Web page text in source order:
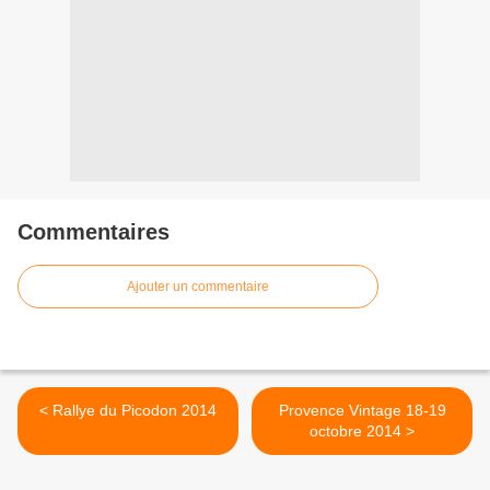
Commentaires
Ajouter un commentaire
< Rallye du Picodon 2014
Provence Vintage 18-19
octobre 2014 >